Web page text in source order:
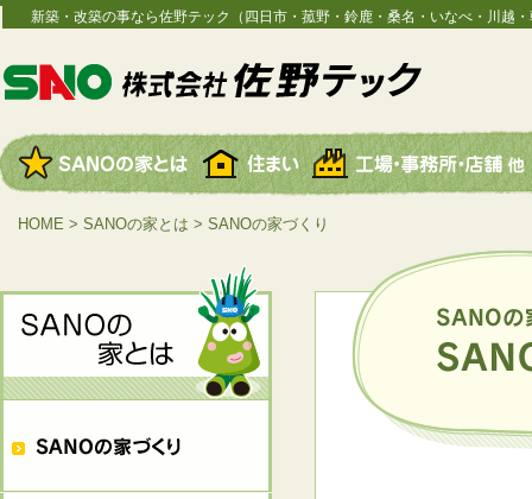
新築・改築の事なら佐野テック（四日市・菰野・鈴鹿・桑名・いなべ・川越
HOME > SANOの家とは > SANOの家づくり